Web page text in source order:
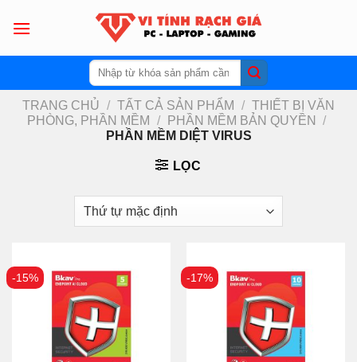
Tìm
kiếm:
TRANG CHỦ / TẤT CẢ SẢN PHẨM / THIẾT BỊ VĂN
PHÒNG, PHẦN MỀM
/ PHẦN MỀM BẢN QUYỀN
/
PHẦN MỀM DIỆT VIRUS
LỌC
-15% -17%